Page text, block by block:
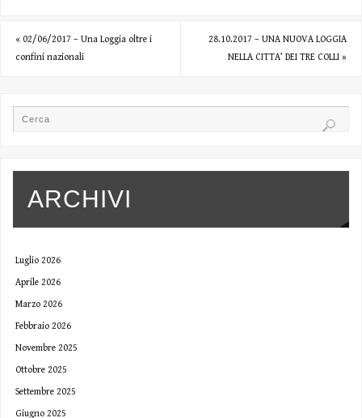
«02/06/2017 – Una Loggia oltre i
confini nazionali
28.10.2017 – UNA NUOVA LOGGIA
NELLA CITTA’ DEI TRE COLLI»
ARCHIVI
Luglio 2026
Aprile 2026
Marzo 2026
Febbraio 2026
Novembre 2025
Ottobre 2025
Settembre 2025
Giugno 2025